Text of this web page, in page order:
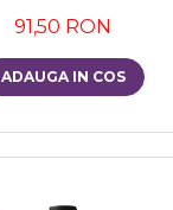
91,50 RON
ADAUGA IN COS